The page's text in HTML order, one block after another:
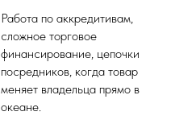
Работа по аккредитивам,
сложное торговое
финансирование, цепочки
посредников, когда товар
меняет владельца прямо в
океане.